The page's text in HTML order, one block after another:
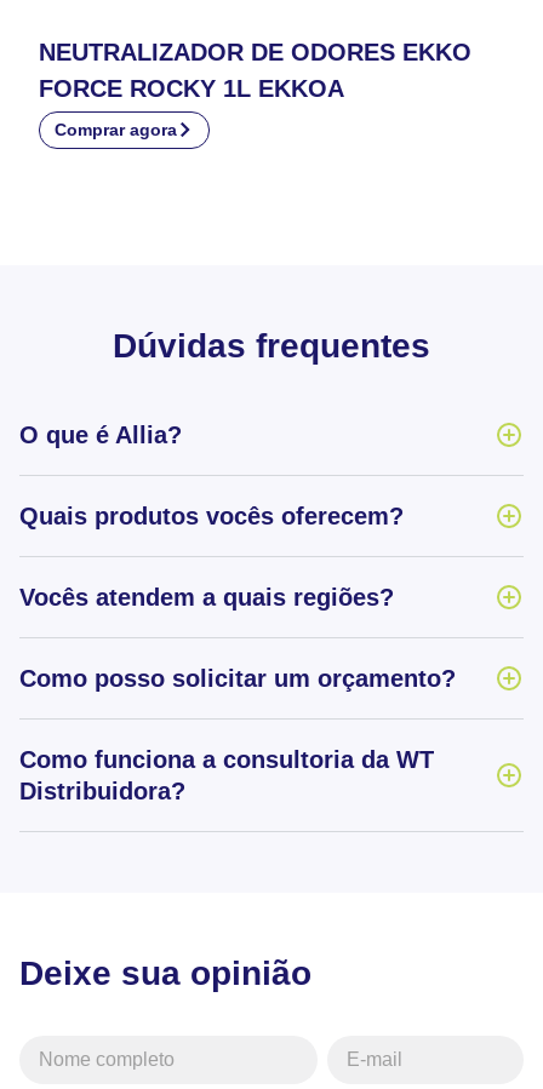
NEUTRALIZADOR DE ODORES EKKO
FORCE ROCKY 1L EKKOA
Comprar agora
Dúvidas frequentes
O que é Allia?
Quais produtos vocês oferecem?
Vocês atendem a quais regiões?
Como posso solicitar um orçamento?
Como funciona a consultoria da WT
Distribuidora?
Deixe sua opinião